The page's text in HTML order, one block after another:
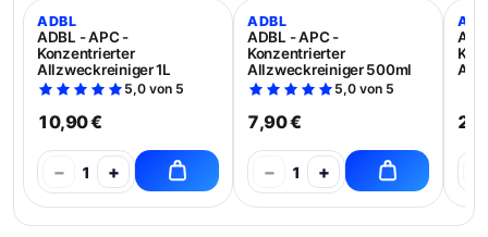
ADBL
ADBL - APC -
Konzentrierter
Allzweckreiniger 1L
5,0 von 5
10,90 €
− 1 +
ADBL
ADBL - APC -
Konzentrierter
Allzweckreiniger 500ml
5,0 von 5
7,90 €
− 1 +